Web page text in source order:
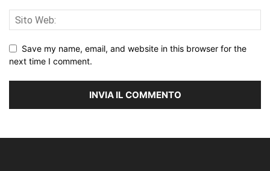
Save my name, email, and website in this browser for the
next time I comment.